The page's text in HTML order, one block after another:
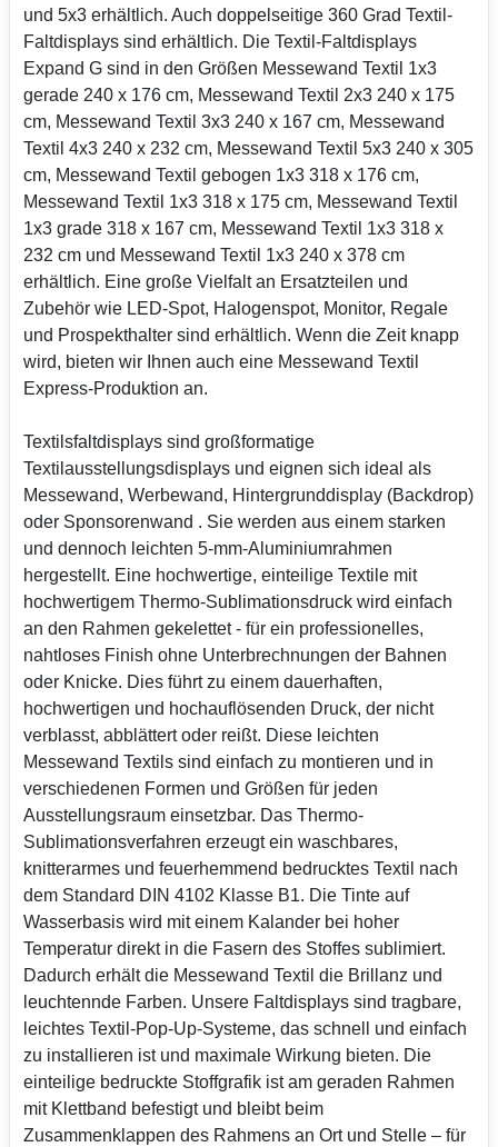
und 5x3 erhältlich. Auch doppelseitige 360 Grad Textil-
Faltdisplays sind erhältlich. Die Textil-Faltdisplays
Expand G sind in den Größen Messewand Textil 1x3
gerade 240 x 176 cm, Messewand Textil 2x3 240 x 175
cm, Messewand Textil 3x3 240 x 167 cm, Messewand
Textil 4x3 240 x 232 cm, Messewand Textil 5x3 240 x 305
cm, Messewand Textil gebogen 1x3 318 x 176 cm,
Messewand Textil 1x3 318 x 175 cm, Messewand Textil
1x3 grade 318 x 167 cm, Messewand Textil 1x3 318 x
232 cm und Messewand Textil 1x3 240 x 378 cm
erhältlich. Eine große Vielfalt an Ersatzteilen und
Zubehör wie LED-Spot, Halogenspot, Monitor, Regale
und Prospekthalter sind erhältlich. Wenn die Zeit knapp
wird, bieten wir Ihnen auch eine Messewand Textil
Express-Produktion an.
Textilsfaltdisplays sind großformatige
Textilausstellungsdisplays und eignen sich ideal als
Messewand, Werbewand, Hintergrunddisplay (Backdrop)
oder Sponsorenwand . Sie werden aus einem starken
und dennoch leichten 5-mm-Aluminiumrahmen
hergestellt. Eine hochwertige, einteilige Textile mit
hochwertigem Thermo-Sublimationsdruck wird einfach
an den Rahmen gekelettet - für ein professionelles,
nahtloses Finish ohne Unterbrechnungen der Bahnen
oder Knicke. Dies führt zu einem dauerhaften,
hochwertigen und hochauflösenden Druck, der nicht
verblasst, abblättert oder reißt. Diese leichten
Messewand Textils sind einfach zu montieren und in
verschiedenen Formen und Größen für jeden
Ausstellungsraum einsetzbar. Das Thermo-
Sublimationsverfahren erzeugt ein waschbares,
knitterarmes und feuerhemmend bedrucktes Textil nach
dem Standard DIN 4102 Klasse B1. Die Tinte auf
Wasserbasis wird mit einem Kalander bei hoher
Temperatur direkt in die Fasern des Stoffes sublimiert.
Dadurch erhält die Messewand Textil die Brillanz und
leuchtennde Farben. Unsere Faltdisplays sind tragbare,
leichtes Textil-Pop-Up-Systeme, das schnell und einfach
zu installieren ist und maximale Wirkung bieten. Die
einteilige bedruckte Stoffgrafik ist am geraden Rahmen
mit Klettband befestigt und bleibt beim
Zusammenklappen des Rahmens an Ort und Stelle – für